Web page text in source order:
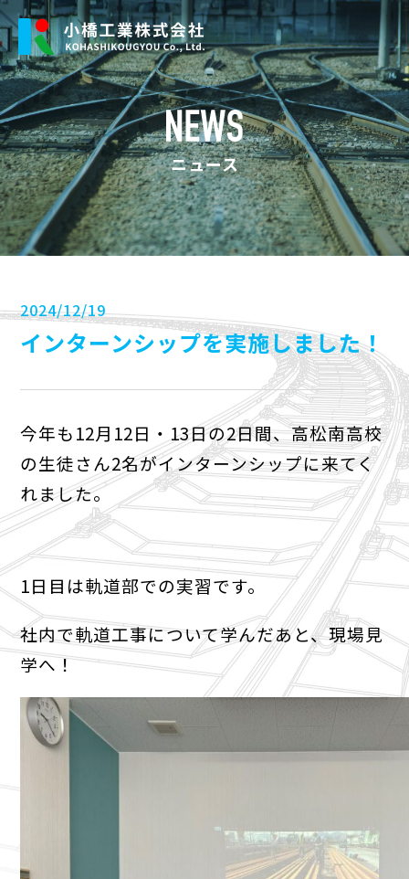
ニュース
2024/12/19
インターンシップを実施しました！
今年も12月12日・13日の2日間、高松南高校
の生徒さん2名がインターンシップに来てく
れました。
1日目は軌道部での実習です。
社内で軌道工事について学んだあと、現場見
学へ！